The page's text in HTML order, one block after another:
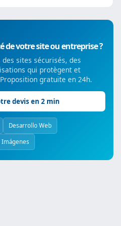
de votre site ou entreprise ?
des sites sécurisés, des
qui protègent et
gratuite en 24h.
devis en 2 min
Desarrollo Web